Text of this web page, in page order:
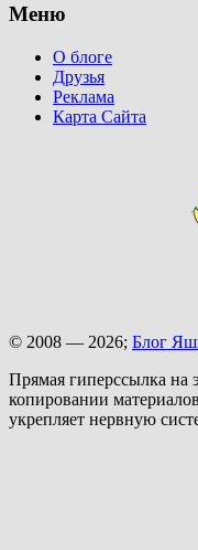
Меню
О блоге
Друзья
Реклама
Карта Сайта
© 2008 — 2026; Блог
Прямая гиперссылка на
копировании
укрепляет нервную